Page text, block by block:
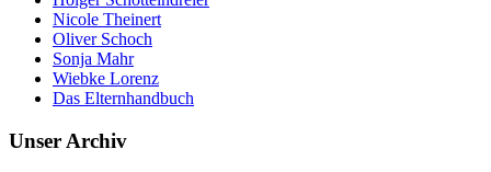
Nicole Theinert
Oliver Schoch
Sonja Mahr
Wiebke Lorenz
Das Elternhandbuch
Unser Archiv